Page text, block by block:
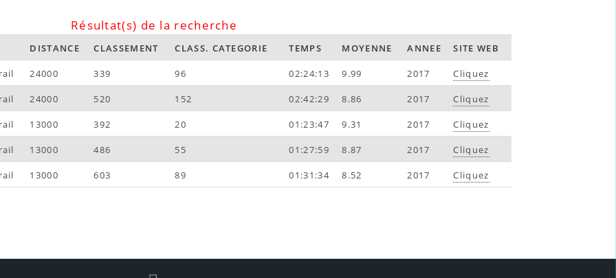
Résultat(s) de la recherche
DISTANCE CLASSEMENT CLASS. CATEGORIE TEMPS MOYENNE ANNEE SITE WEB
24000 339 96 02:24:13 9.99 2017 Cliquez
24000 520 152 02:42:29 8.86 2017 Cliquez
13000 392 20 01:23:47 9.31 2017 Cliquez
13000 486 55 01:27:59 8.87 2017 Cliquez
13000 603 89 01:31:34 8.52 2017 Cliquez